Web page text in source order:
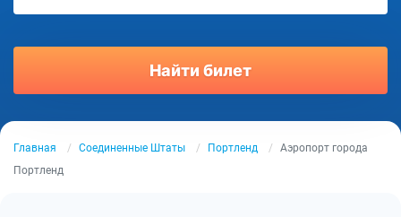
Найти билет
Главная Соединенные Штаты Портленд
Аэропорт города
Портленд